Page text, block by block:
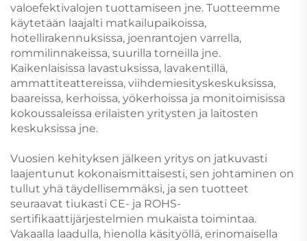
valoefektivalojen tuottamiseen jne. Tuotteemme
käytetään laajalti matkailupaikoissa,
hotellirakennuksissa, joenrantojen varrella,
rommilinnakeissa, suurilla torneilla jne.
Kaikenlaisissa lavastuksissa, lavakentillä,
ammattiteattereissa, viihdemiesityskeskuksissa,
baareissa, kerhoissa, yökerhoissa ja monitoimisissa
kokoussaleissa erilaisten yritysten ja laitosten
keskuksissa jne.
Vuosien kehityksen jälkeen yritys on jatkuvasti
laajentunut kokonaismittaisesti, sen johtaminen on
tullut yhä täydellisemmäksi, ja sen tuotteet
seuraavat tiukasti CE- ja ROHS-
sertifikaattijärjestelmien mukaista toimintaa.
Vakaalla laadulla, hienolla käsityöllä, erinomaisella